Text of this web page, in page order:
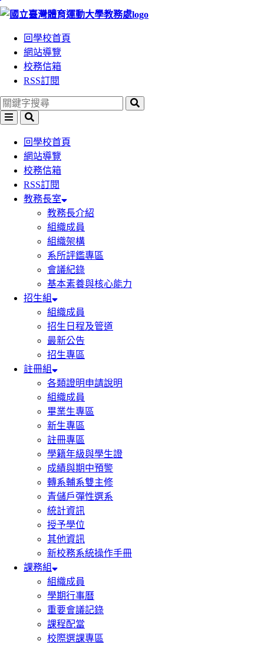
跳
區
塊
回學校首頁
網站導覽
校務信箱
RSS訂閱
回學校首頁
網站導覽
校務信箱
RSS訂閱
教務長室
教務長介紹
組織成員
組織架構
系所評鑑專區
會議紀錄
基本素養與核心能力
招生組
組織成員
招生日程及管道
最新公告
招生專區
註冊組
各類證明申請說明
組織成員
畢業生專區
新生專區
註冊專區
學籍年級與學生證
成績與期中預警
轉系輔系雙主修
青儲戶彈性選系
統計資訊
授予學位
其他資訊
新校務系統操作手冊
課務組
組織成員
學期行事曆
重要會議記錄
課程配當
校際選課專區